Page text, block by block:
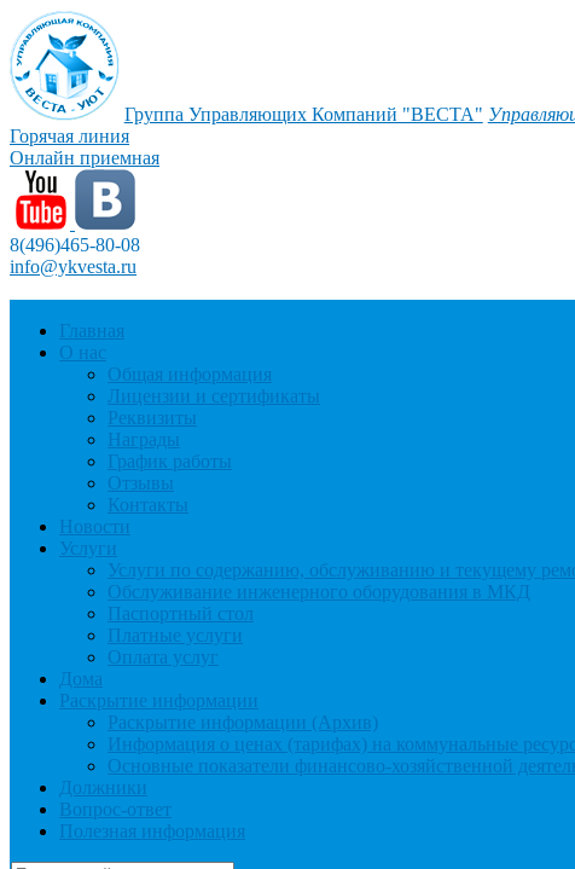
Группа Управляющих Компаний "ВЕСТА"
Горячая линия
Онлайн приемная
8(496)465-80-08
info@ykvesta.ru
Главная
О нас
Общая информация
Лицензии и сертификаты
Реквизиты
Награды
График работы
Отзывы
Контакты
Новости
Услуги
Услуги по содержанию, обслуживанию и текущему
Обслуживание инженерного оборудования в МКД
Паспортный стол
Платные услуги
Оплата услуг
Дома
Раскрытие информации
Раскрытие информации (Архив)
Информация о ценах (тарифах) на коммунальные
Основные показатели финансово-хозяйственной
Должники
Вопрос-ответ
Полезная информация